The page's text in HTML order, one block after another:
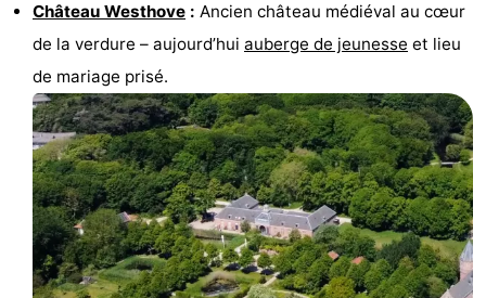
Faire
vélo
-
Randonnée
Équitation
Manèges
Terrains
Peche
Château Westhove : Ancien château médiéval au cœur
de la verdure – aujourd’hui auberge de jeunesse et lieu
de mariage prisé.